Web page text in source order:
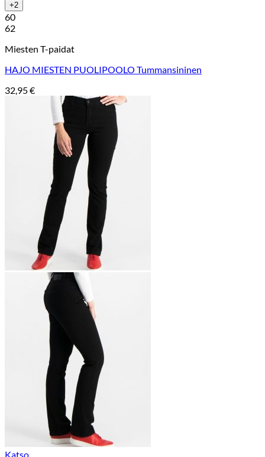
+2
60
62
Miesten T-paidat
HAJO MIESTEN PUOLIPOOLO Tummansininen
32,95€
Katso